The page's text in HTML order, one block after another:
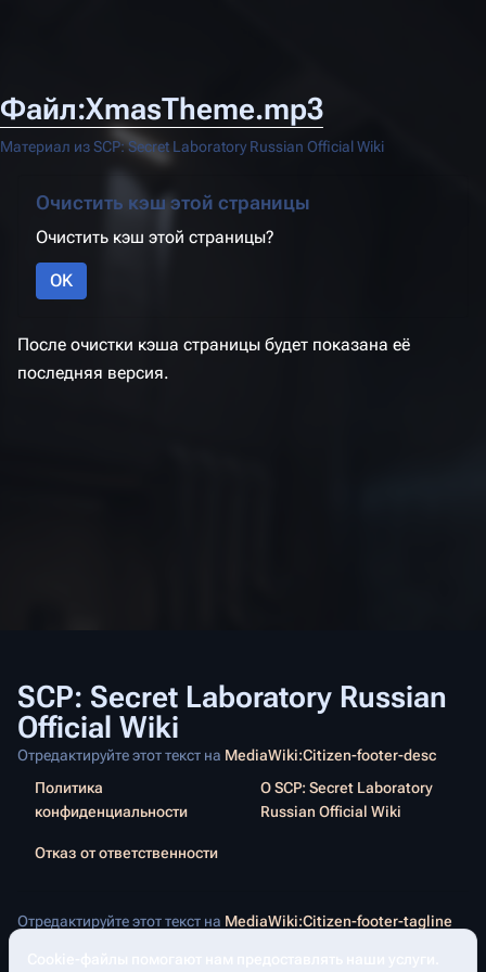
Файл:XmasTheme.mp3
Материал из SCP: Secret Laboratory Russian Official Wiki
Очистить кэш этой страницы
Очистить кэш этой страницы?
OK
После очистки кэша страницы будет показана её
последняя версия.
SCP: Secret Laboratory Russian
Official Wiki
Отредактируйте этот текст на MediaWiki:Citizen-footer-desc
Политика
конфиденциальности
О SCP: Secret Laboratory
Russian Official Wiki
Отказ от ответственности
Отредактируйте этот текст на MediaWiki:Citizen-footer-tagline